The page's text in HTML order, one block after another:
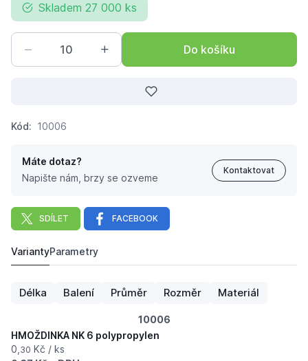
Skladem 27 000 ks
Do košíku
Kód: 10006
Máte dotaz?
Napište nám, brzy se ozveme
Kontaktovat
SDÍLET FACEBOOK
HMOŽDINKA NK 6 polypropylen
0, Kč
VariantyParametry
Délka Balení Průměr Rozměr Materiál
10006
HMOŽDINKA NK 6 polypropylen
0, 30 Kč / ks